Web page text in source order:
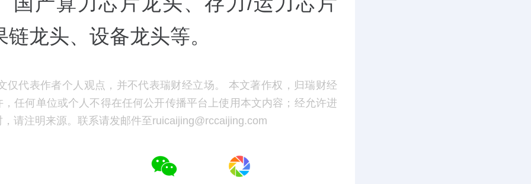
龙头、设备龙头等。
仅代表作者个人观点，并不代表瑞财经立场。 本文著作权，归瑞财经
任何单位或个人不得在任何公开传播平台上使用本文内容；经允许进
请注明来源。联系请发邮件至ruicaijing@rccaijing.com